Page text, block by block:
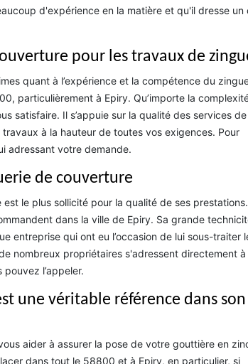
d'expérience en la matière et qu'il dresse un
pour les travaux de
quant à l’expérience et la compétence du
particulièrement à Epiry. Qu’importe la
satisfaire. Il s’appuie sur la qualité des services
à la hauteur de toutes vos exigences. Pour
adressant votre demande.
de couverture
le plus sollicité pour la qualité de ses prestations.
dans la ville de Epiry. Sa grande
entreprise qui ont eu l’occasion de lui sous-traiter
nombreux propriétaires s'adressent directement à
l’appeler.
une véritable référence dans son
aider à assurer la pose de votre gouttière en
dans tout le 58800 et à Epiry, en particulier, si